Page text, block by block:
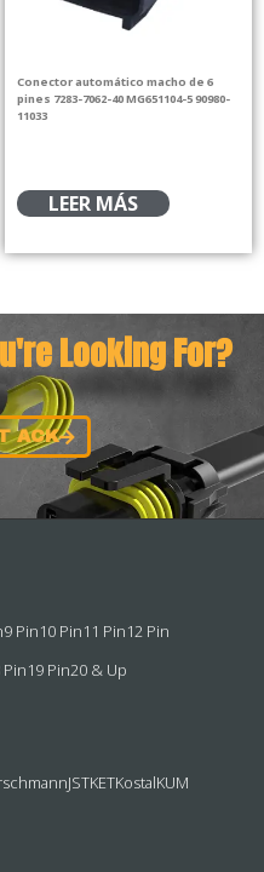
Conector automático macho de 6
pines 7283-7062-40 MG651104-5 90980-
11033
LEER MÁS
Looking For?
ACK
9 Pin10 Pin11 Pin12 Pin
Pin19 Pin20 & Up
JSTKETKostalKUM